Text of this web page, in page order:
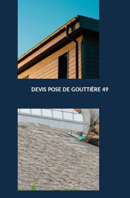
DEVIS POSE DE GOUTTIÈRE 49